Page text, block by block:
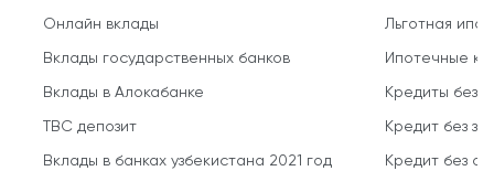
Онлайн вклады
Вклады государственных банков
Вклады в Алокабанке
TBC депозит
Вклады в банках узбекистана 2021 год
Льготная
Ипотечные
Кредиты без
Кредит без
Кредит без